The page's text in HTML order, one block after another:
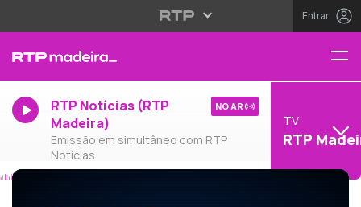
Entrar
RTP Notícias (RTP
Madeira)
Emissão em simultâneo com RTP
Notícias
NO AR
TV
RTP